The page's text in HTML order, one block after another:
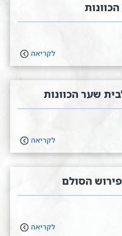
לקריאה
שער הכוונות
לקריאה
הסולם
לקריאה